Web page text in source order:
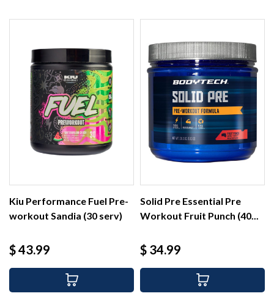
Kiu Performance Fuel Pre-
workout Sandia (30 serv)
Precio
$ 43.99
Solid Pre Essential Pre
Workout Fruit Punch (40...
Precio
$ 34.99